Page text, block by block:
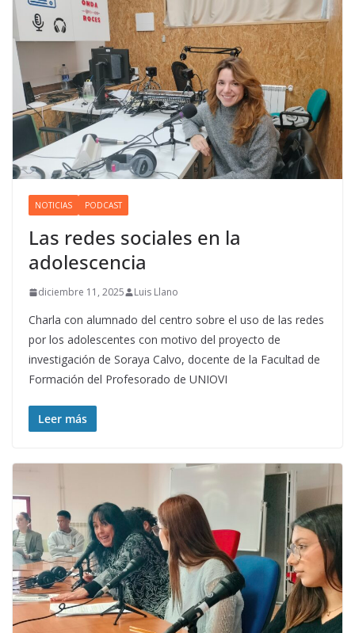
NOTICIAS PODCAST
Las redes sociales en la
adolescencia
diciembre 11, 2025 Luis Llano
Charla con alumnado del centro sobre el uso de las redes
por los adolescentes con motivo del proyecto de
investigación de Soraya Calvo, docente de la Facultad de
Formación del Profesorado de UNIOVI
Leer más